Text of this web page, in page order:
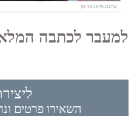
למעבר לכתבה
השאירו פרטים